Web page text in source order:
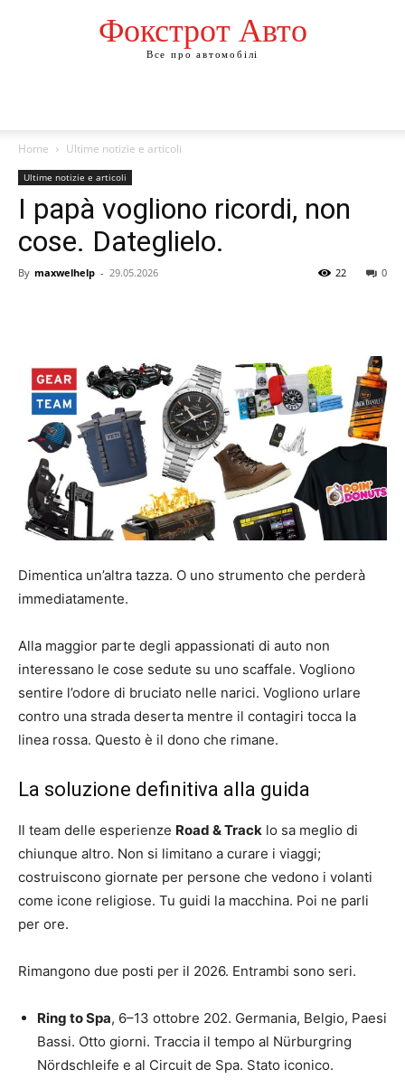
Фокстрот Авто
Все про автомобілі
Home Ultime notizie e articoli
Ultime notizie e articoli
I papà vogliono ricordi, non
cose. Dateglielo.
By maxwelhelp - 29.05.2026 0
22
Dimentica un’altra tazza. O uno strumento che perderà
immediatamente.
Alla maggior parte degli appassionati di auto non
interessano le cose sedute su uno scaffale. Vogliono
sentire l’odore di bruciato nelle narici. Vogliono urlare
contro una strada deserta mentre il contagiri tocca la
linea rossa. Questo è il dono che rimane.
La soluzione definitiva alla guida
Il team delle esperienze Road & Track lo sa meglio di
chiunque altro. Non si limitano a curare i viaggi;
costruiscono giornate per persone che vedono i volanti
come icone religiose. Tu guidi la macchina. Poi ne parli
per ore.
Rimangono due posti per il 2026. Entrambi sono seri.
Ring to Spa, 6–13 ottobre 202. Germania, Belgio, Paesi
Bassi. Otto giorni. Traccia il tempo al Nürburgring
Nördschleife e al Circuit de Spa. Stato iconico.